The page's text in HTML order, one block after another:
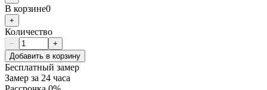
В корзине0
+
Количество
−
+
Добавить в корзину
Бесплатный замер
Замер за 24 часа